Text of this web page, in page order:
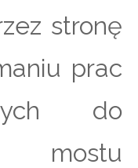
stronę
prac
do
mostu